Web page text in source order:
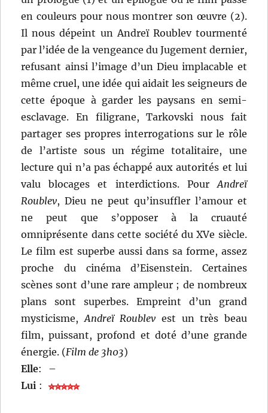
en couleurs pour nous montrer son œuvre (2).
Il nous dépeint un Andreï Roublev tourmenté
par l’idée de la vengeance du Jugement dernier,
refusant ainsi l’image d’un Dieu implacable et
même cruel, une idée qui aidait les seigneurs de
cette époque à garder les paysans en semi-
esclavage. En filigrane, Tarkovski nous fait
partager ses propres interrogations sur le rôle
de l’artiste sous un régime totalitaire, une
lecture qui n’a pas échappé aux autorités et lui
valu blocages et interdictions. PourAndreï
Roublev, Dieu ne peut qu’insuffler l’amour et
ne peut que s’opposer à la cruauté
omniprésente dans cette société du XVe siècle.
Le film est superbe aussi dans sa forme, assez
proche du cinéma d’Eisenstein. Certaines
scènes sont d’une rare ampleur ; de nombreux
plans sont superbes. Empreint d’un grand
mysticisme,Andreï Roublev est un très beau
film, puissant, profond et doté d’une grande
énergie. (Film de 3h03)
Elle:
–
Lui :